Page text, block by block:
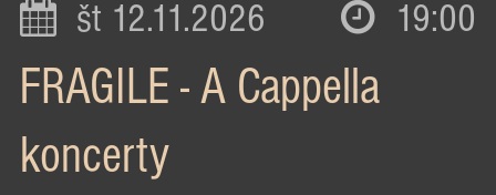
št 12.11.2026 19:00
FRAGILE - A Cappella
koncerty